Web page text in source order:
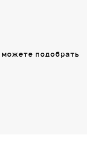
подобрать